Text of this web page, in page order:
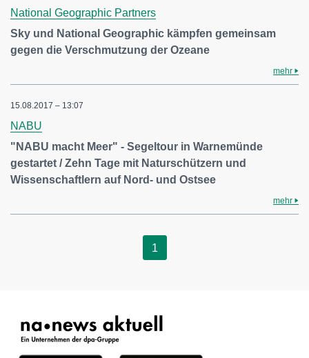
National Geographic Partners
Sky und National Geographic kämpfen gemeinsam
gegen die Verschmutzung der Ozeane
mehr
15.08.2017 – 13:07
NABU
"NABU macht Meer" - Segeltour in Warnemünde
gestartet / Zehn Tage mit Naturschützern und
Wissenschaftlern auf Nord- und Ostsee
mehr
1